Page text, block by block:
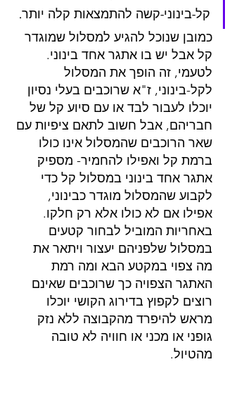
קל-בינוני-קשה להתמצאות קלה יותר.
כמובן שנוכל להגיע למסלול שמוגדר
קל אבל יש בו אתגר אחד בינוני.
לטעמי, זה הופך את המסלול
לקל-בינוני, ז"א שרוכבים בעלי נסיון
יוכלו לעבור לבד או עם סיוע קל של
חבריהם, אבל חשוב לתאם ציפיות עם
שאר הרוכבים שהמסלול אינו כולו
ברמת קל ואפילו להחמיר- מספיק
אתגר אחד בינוני במסלול קל כדי
לקבוע שהמסלול מוגדר כבינוני,
אפילו אם לא כולו אלא רק חלקו.
באחריות המוביל לבחור קטעים
במסלול שלפניהם יעצור ויתאר את
מה צפוי במקטע הבא ומה רמת
האתגר הצפויה כך שרוכבים שאינם
רוצים לקפוץ בדירוג הקושי יוכלו
מראש להיפרד מהקבוצה ללא נזק
גופני או מכני או חוויה לא טובה
מהטיול.